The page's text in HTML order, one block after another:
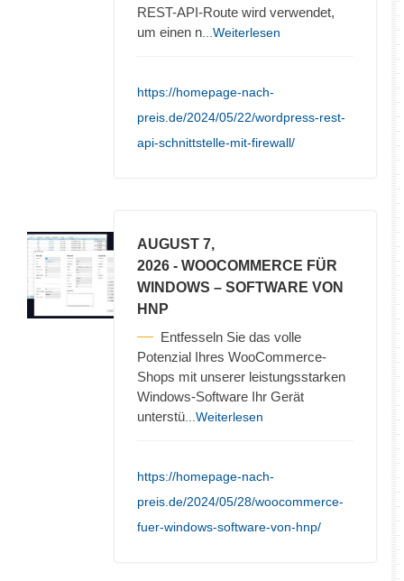
REST-API-Route wird verwendet,
um einen n ...Weiterlesen
https://homepage-nach-
preis.de/2024/05/22/wordpress-rest-
api-schnittstelle-mit-firewall/
AUGUST 7,
2026 - WOOCOMMERCE FÜR
WINDOWS – SOFTWARE VON
HNP
Entfesseln Sie das volle
Potenzial Ihres WooCommerce-
Shops mit unserer leistungsstarken
Windows-Software Ihr Gerät
unterstü ...Weiterlesen
https://homepage-nach-
preis.de/2024/05/28/woocommerce-
fuer-windows-software-von-hnp/